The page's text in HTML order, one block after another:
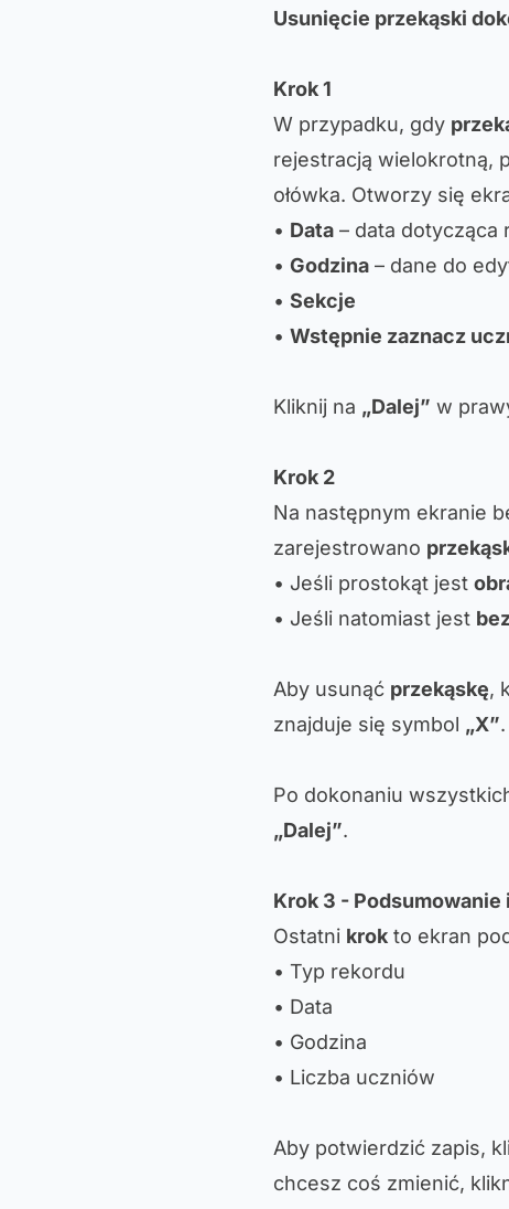
Usunięcie przekąski
Krok 1
W przypadku, gdy
rejestracją wielokrotną,
ołówka. Otworzy się
• Data – data dotycząca
• Godzina – dane do
• Sekcje
• Wstępnie zaznacz
Kliknij na „Dalej” w
Krok 2
Na następnym ekranie
zarejestrowano
• Jeśli prostokąt jest
• Jeśli natomiast jest
Aby usunąć przekąskę,
znajduje się symbol „X”.
Po dokonaniu
„Dalej”.
Krok 3 -
Ostatni krok to ekran
• Typ rekordu
• Data
• Godzina
• Liczba uczniów
Aby potwierdzić zapis,
chcesz coś zmienić,